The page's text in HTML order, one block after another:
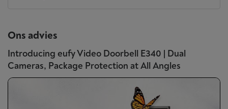
Ons advies
Introducing eufy Video Doorbell E340 | Dual
Cameras, Package Protection at All Angles